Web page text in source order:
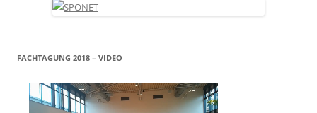
FACHTAGUNG 2018 – VIDEO